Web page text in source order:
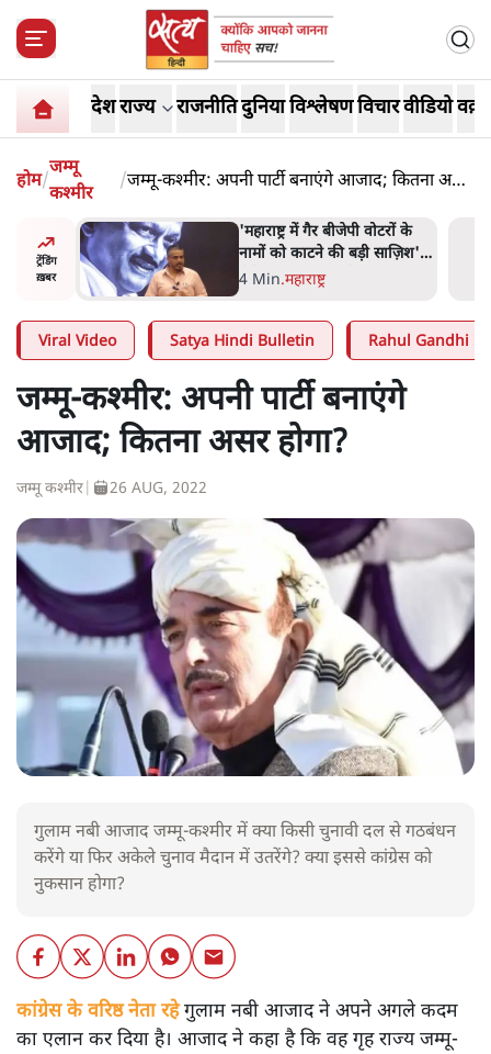
देशराज्य राजनीतिदुनियाविश्लेषणविचारवीडियो
होम/
जम्मू
कश्मीर
/जम्मू-कश्मीर: अपनी पार्टी बनाएंगे आजाद; कितना असर
ट्रेंडिंग
ख़बर
के घी
पर
'महाराष्ट्र में गैर बीजेपी वोटरों के
नामों को काटने की बड़ी साज़िश'-
रोहित पवार का आरोप
4 Min.महाराष्ट्र
Viral Video Satya Hindi Bulletin Rahul Gandhi
जम्मू-कश्मीर: अपनी पार्टी बनाएंगे
आजाद; कितना असर होगा?
जम्मू कश्मीर 26 AUG, 2022
गुलाम नबी आजाद जम्मू-कश्मीर में क्या किसी चुनावी दल से गठबंधन
करेंगे या फिर अकेले चुनाव मैदान में उतरेंगे? क्या इससे कांग्रेस को
नुकसान होगा?
कांग्रेस के वरिष्ठ नेता रहेगुलाम नबी आजाद ने अपने अगले कदम
का एलान कर दिया है। आजाद ने कहा है कि वह गृह राज्य जम्मू-